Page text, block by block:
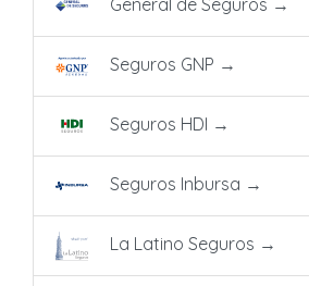
Seguros GNP →
Seguros HDI →
Seguros Inbursa →
La Latino Seguros →